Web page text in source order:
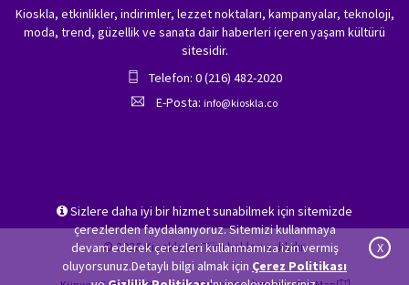
Sizlere daha iyi bir hizmet sunabilmek için sitemizde
çerezlerden faydalanıyoruz. Sitemizi kullanmaya
devam ederek çerezleri kullanmamıza izin vermiş
oluyorsunuz.Detaylı bilgi almak için Çerez Politikası
X
Kioskla, etkinlikler, indirimler, lezzet noktaları, kampanyalar, teknoloji,
moda, trend, güzellik ve sanata dair haberleri içeren yaşam kültürü
sitesidir.
Telefon: 0 (216) 482-2020
E-Posta: info@kioskla.co
© 2026 Kioskla.co Tüm hakları saklıdır.